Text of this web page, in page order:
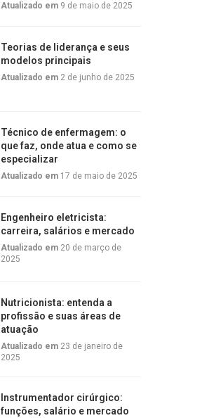
Atualizado em 9 de maio de 2025
Teorias de liderança e seus
modelos principais
Atualizado em 2 de junho de 2025
Técnico de enfermagem: o
que faz, onde atua e como se
especializar
Atualizado em 17 de maio de 2025
Engenheiro eletricista:
carreira, salários e mercado
Atualizado em 20 de março de
2025
Nutricionista: entenda a
profissão e suas áreas de
atuação
Atualizado em 23 de janeiro de
2025
Instrumentador cirúrgico:
funções, salário e mercado